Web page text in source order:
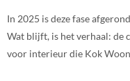
In 2025 is deze fase
Wat blijft, is het verhaal: de
voor interieur die Kok